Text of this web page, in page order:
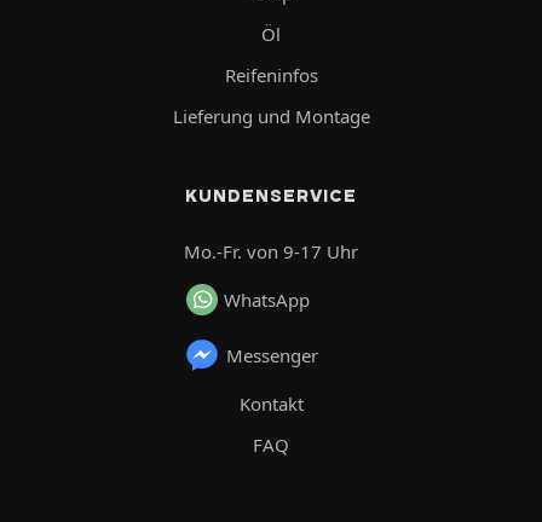
Öl
Reifeninfos
Lieferung und Montage
KUNDENSERVICE
Mo.-Fr. von 9-17 Uhr
WhatsApp
Messenger
Kontakt
FAQ